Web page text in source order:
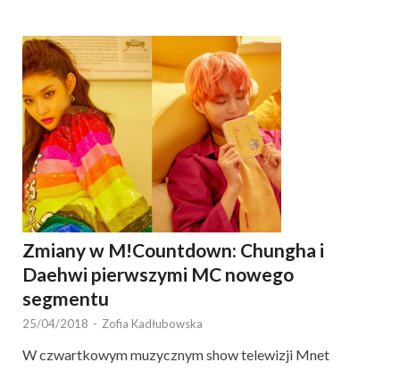
Zmiany w M!Countdown: Chungha i
Daehwi pierwszymi MC nowego
segmentu
25/04/2018 - Zofia Kadłubowska
W czwartkowym muzycznym show telewizji Mnet